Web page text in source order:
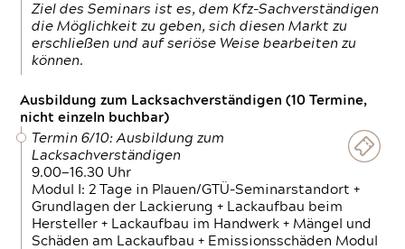
Ziel des Seminars ist es, dem Kfz-Sachverständigen
die Möglichkeit zu geben, sich diesen Markt zu
erschließen und auf seriöse Weise bearbeiten zu
können.
Ausbildung zum Lacksachverständigen (10 Termine,
nicht einzeln buchbar)
Termin 6/10: Ausbildung zum
Lacksachverständigen
9.00—16.30 Uhr
Modul I: 2 Tage in Plauen/GTÜ-Seminarstandort +
Grundlagen der Lackierung + Lackaufbau beim
Hersteller + Lackaufbau im Handwerk + Mängel und
Schäden am Lackaufbau + Emissionsschäden Modul